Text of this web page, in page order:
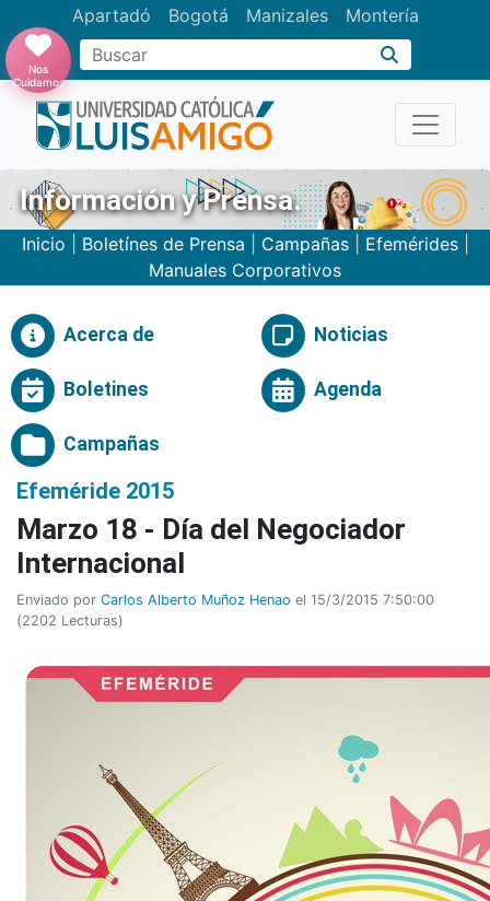
Apartadó Bogotá Manizales Montería
Buscar
Nos
Cuidamos
Información y Prensa.
Inicio Boletínes de Prensa Campañas| Efemérides|
Manuales Corporativos
Acerca de Noticias
Boletines Agenda
Campañas
Efeméride 2015
Marzo 18 - Día del Negociador
Internacional
Enviado por Carlos Alberto Muñoz Henao el 15/3/2015 7:50:00
(2202 Lecturas)